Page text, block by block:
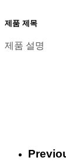
제품 제목
제품 설명